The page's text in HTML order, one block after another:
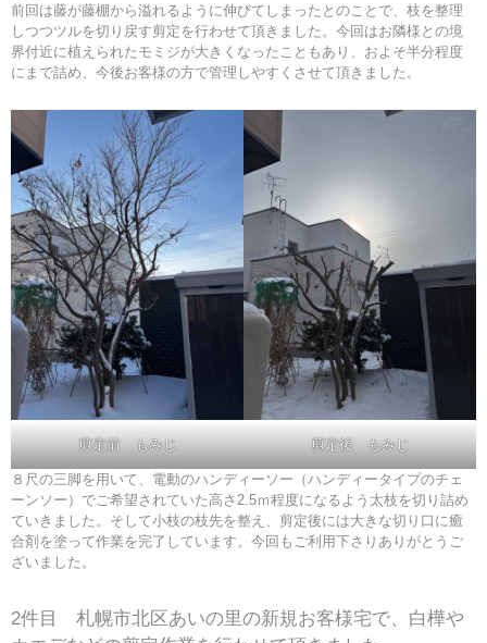
前回は藤が藤棚から溢れるように伸びてしまったとのことで、枝を整理
しつつツルを切り戻す剪定を行わせて頂きました。今回はお隣様との境
界付近に植えられたモミジが大きくなったこともあり、およそ半分程度
にまで詰め、今後お客様の方で管理しやすくさせて頂きました。
剪定前 もみじ 剪定後 もみじ
８尺の三脚を用いて、電動のハンディーソー（ハンディータイプのチェ
ーンソー）でご希望されていた高さ2.5ｍ程度になるよう太枝を切り詰め
ていきました。そして小枝の枝先を整え、剪定後には大きな切り口に癒
合剤を塗って作業を完了しています。今回もご利用下さりありがとうご
ざいました。
2件目 札幌市北区あいの里の新規お客様宅で、白樺や